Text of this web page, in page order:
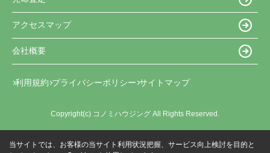
アクセスマップ
会社概要
利用規約 プライバシーポリシー サイトマップ
Copyright(c) コノミハウジング All Rights Reserved.
当サイトでは、お客様の当サイト利用状況把握、サービス向上検討を目的と